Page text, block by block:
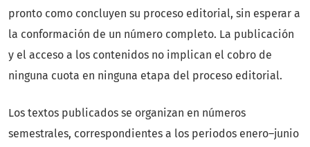
pronto como concluyen su proceso editorial, sin esperar a
la conformación de un número completo. La publicación
y el acceso a los contenidos no implican el cobro de
ninguna cuota en ninguna etapa del proceso editorial.
Los textos publicados se organizan en números
semestrales, correspondientes a los periodos enero–junio